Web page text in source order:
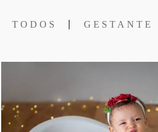
TODOS GESTANTE